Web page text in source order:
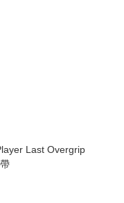
Last Overgrip